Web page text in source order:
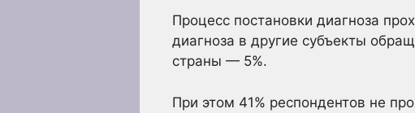
Процесс постановки диагноза
диагноза в другие субъекты
страны — 5%.
При этом 41% респондентов не